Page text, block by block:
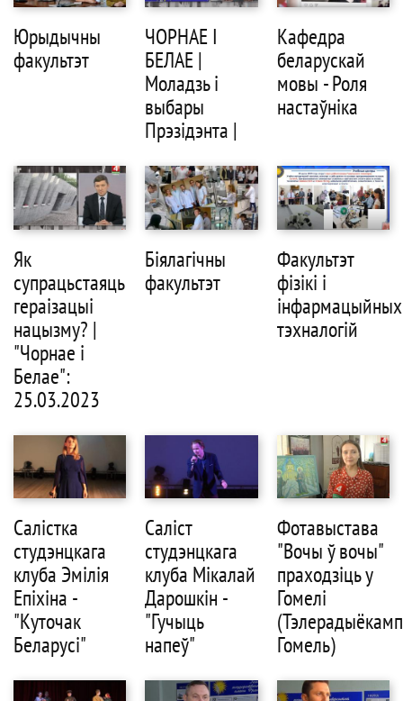
Юрыдычны
факультэт
ЧОРНАЕ І
БЕЛАЕ |
Моладзь і
выбары
Прэзідэнта |
Кафедра
беларускай
мовы - Роля
настаўніка
Як
супрацьстаяць
гераізацыі
нацызму? |
"Чорнае і
Белае":
25.03.2023
Біялагічны
факультэт
Факультэт
фізікі і
інфармацыйных
тэхналогій
Салістка
студэнцкага
клуба Эмілія
Епіхіна -
"Куточак
Беларусi"
Саліст
студэнцкага
клуба Мікалай
Дарошкін -
"Гучыць
напеў"
Фотавыстава
"Вочы ў вочы"
праходзіць у
Гомелі
Гомель)